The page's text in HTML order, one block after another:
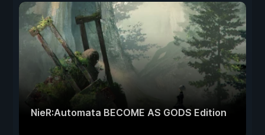
NieR:Automata BECOME AS GODS Edition